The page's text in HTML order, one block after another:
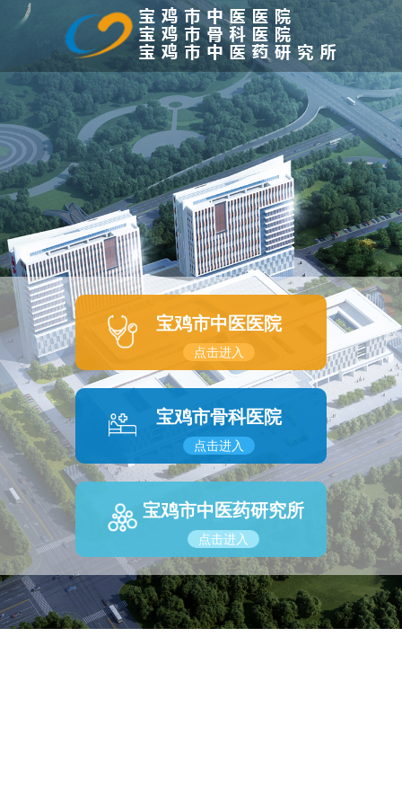
宝鸡市中医医院
点击进入
宝鸡市骨科医院
点击进入
宝鸡市中医药研究所
点击进入